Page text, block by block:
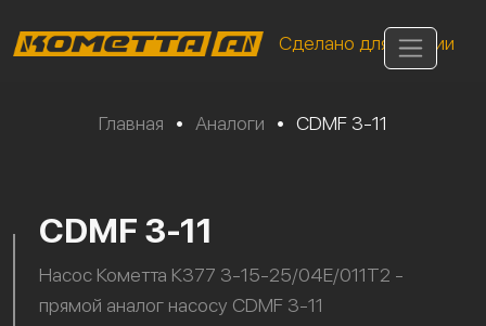
Сделано для России
Главная • Аналоги • CDMF 3-11
CDMF 3-11
Насос Кометта К377 3-15-25/04Е/011Т2 -
прямой аналог насосу CDMF 3-11